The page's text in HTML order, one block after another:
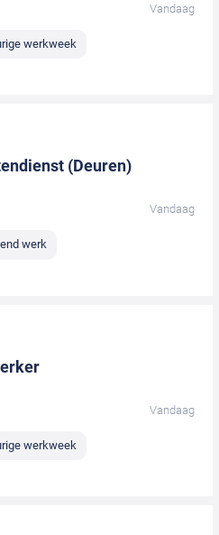
Vandaag
werkweek
(Deuren)
Vandaag
werk
Vandaag
werkweek